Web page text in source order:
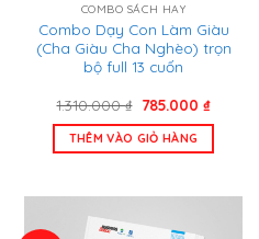
COMBO SÁCH HAY
Combo Dạy Con Làm Giàu
(Cha Giàu Cha Nghèo) trọn
bộ full 13 cuốn
1.310.000₫ Giá
là:
1.310.000 ₫.
785.000 ₫Giá
tại
THÊM VÀO GIỎ HÀNG